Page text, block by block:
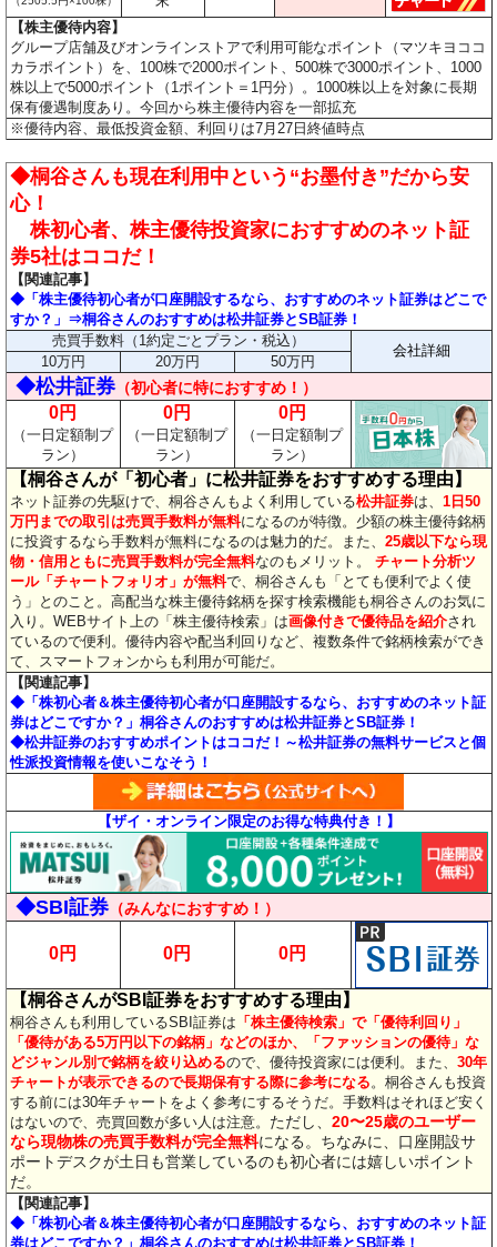
【株主優待内容】
グループ店舗及びオンラインストアで利用可能なポイント（マツキヨココ
カラポイント）を、100株で2000ポイント、500株で3000ポイント、1000
株以上で5000ポイント（1ポイント＝1円分）。1000株以上を対象に長期
保有優遇制度あり。今回から株主優待内容を一部拡充
※優待内容、最低投資金額、利回りは7月27日終値時点
◆桐谷さんも現在利用中という“お墨付き”だから安
心！
株初心者、株主優待投資家におすすめのネット証
券5社はココだ！
【関連記事】
◆「株主優待初心者が口座開設するなら、おすすめのネット証券はどこで
すか？」⇒桐谷さんのおすすめは松井証券とSB証券！
売買手数料（1約定ごとプラン・税込）
会社詳細
10万円 20万円 50万円
◆松井証券（初心者に特におすすめ！）
0円
（一日定額制プ
ラン）
0円
（一日定額制プ
ラン）
0円
（一日定額制プ
ラン）
【桐谷さんが「初心者」に松井証券をおすすめする理由】
ネット証券の先駆けで、桐谷さんもよく利用している松井証券は、 1日50
万円までの取引は売買手数料が無料になるのが特徴。少額の株主優待銘柄
に投資するなら手数料が無料になるのは魅力的だ。また、 25歳以下なら現
物・信用ともに売買手数料が完全無料なのもメリット。 チャート分析ツ
ール「チャートフォリオ」が無料で、桐谷さんも「とても便利でよく使
う」とのこと。高配当な株主優待銘柄を探す検索機能も桐谷さんのお気に
入り。WEBサイト上の「株主優待検索」は画像付きで優待品を紹介され
ているので便利。優待内容や配当利回りなど、複数条件で銘柄検索ができ
て、スマートフォンからも利用が可能だ。
【関連記事】
◆「株初心者＆株主優待初心者が口座開設するなら、おすすめのネット証
券はどこですか？」桐谷さんのおすすめは松井証券とSB証券！
◆松井証券のおすすめポイントはココだ！～松井証券の無料サービスと個
性派投資情報を使いこなそう！
【ザイ・オンライン限定のお得な特典付き！】
◆SBI証券（みんなにおすすめ！）
0円 0円 0円
【桐谷さんがSBI証券をおすすめする理由】
桐谷さんも利用しているSBI証券は 「株主優待検索」で「優待利回り」
「優待がある5万円以下の銘柄」などのほか、「ファッションの優待」な
どジャンル別で銘柄を絞り込めるので、優待投資家には便利。また、 30年
チャートが表示できるので長期保有する際に参考になる 。桐谷さんも投資
する前には30年チャートをよく参考にするそうだ。手数料はそれほど安く
はないので、売買回数が多い人は注意。 ただし、 20〜25歳のユーザー
なら現物株の売買手数料が完全無料になる。ちなみに、口座開設サ
ポートデスクが土日も営業しているのも初心者には嬉しいポイント
だ。
【関連記事】
◆「株初心者＆株主優待初心者が口座開設するなら、おすすめのネット証
券はどこですか？」桐谷さんのおすすめは松井証券とSB証券！